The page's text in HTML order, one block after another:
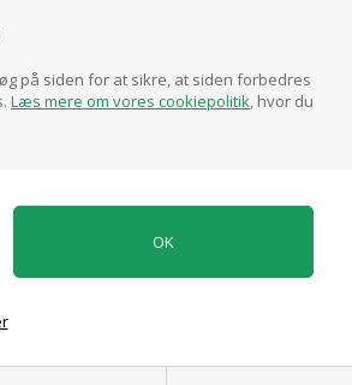
på siden for at sikre, at siden forbedres
Læs mere om vores cookiepolitik , hvor du
en anmeldelse.